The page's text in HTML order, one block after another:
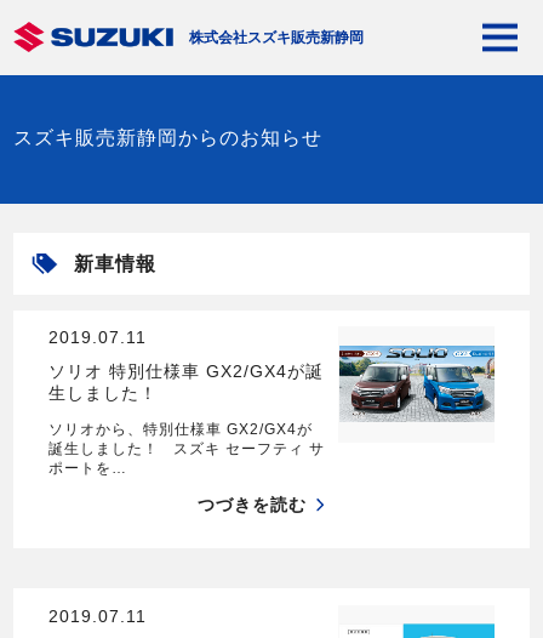
株式会社スズキ販売新静岡
スズキ販売新静岡からのお知らせ
新車情報
2019.07.11
ソリオ 特別仕様車 GX2/GX4が誕
生しました！
ソリオから、特別仕様車 GX2/GX4が
誕生しました！ スズキ セーフティ サ
ポートを…
つづきを読む
2019.07.11